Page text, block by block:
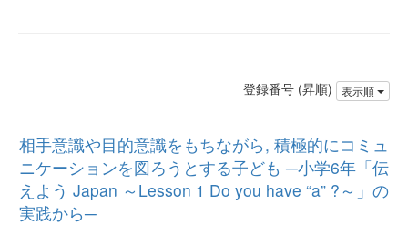
登録番号 (昇順) 表示順
相手意識や目的意識をもちながら, 積極的にコミュ
ニケーションを図ろうとする子ども ─小学6年「伝
えよう Japan ～Lesson 1 Do you have “a” ?～」の
実践から─